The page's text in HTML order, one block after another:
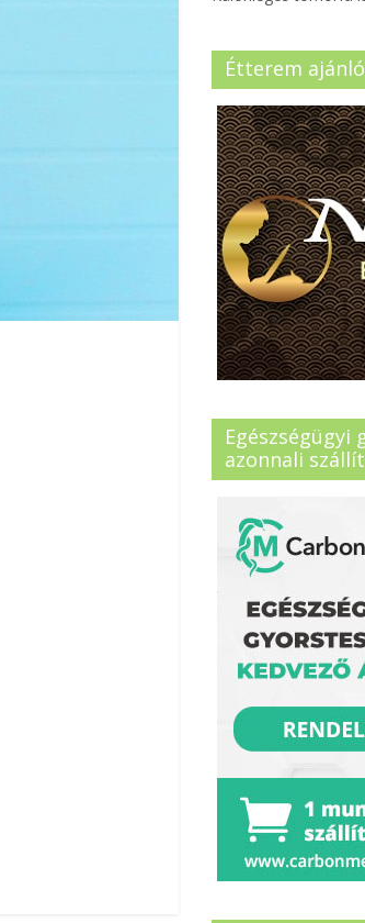
Étterem
Egészségügyi
azonnali